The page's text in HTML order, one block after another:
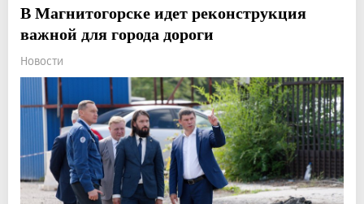
В Магнитогорске идет реконструкция
важной для города дороги
Новости